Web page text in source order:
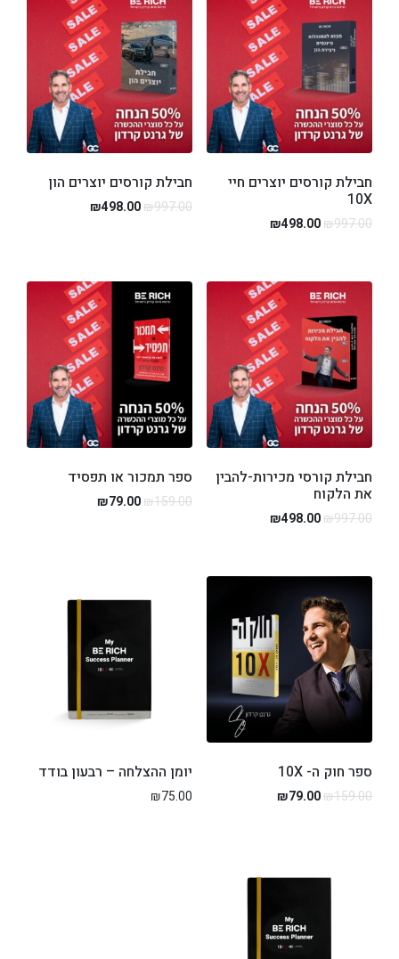
חבילת קורסים יוצרים חיי
10X
₪997.00
₪498.00
חבילת קורסים יוצרים הון
₪997.00
₪498.00
חבילת קורסי מכירות-להבין
את הלקוח
₪997.00
₪498.00
ספר תמכור או תפסיד
₪159.00
₪79.00
ספר חוק ה- 10X
₪159.00
₪79.00
יומן ההצלחה – רבעון בודד
₪75.00